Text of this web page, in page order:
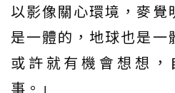
以影像關心環境，麥覺
是一體的，地球也是一
或許就有機會想想
事。」